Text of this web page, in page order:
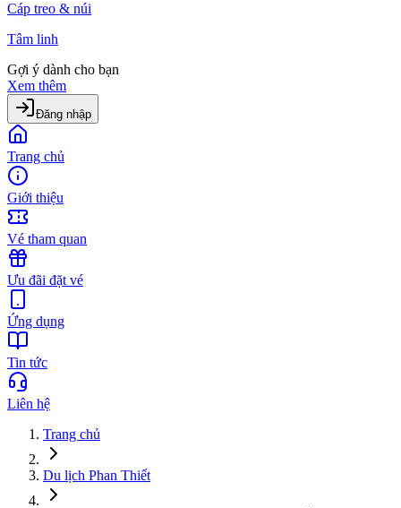
Cáp treo & núi
Tâm linh
Gợi ý dành cho bạn
Xem thêm
Đăng nhập
Trang chủ
Giới thiệu
Vé tham quan
Ưu đãi đặt vé
Ứng dụng
Tin tức
Liên hệ
Trang chủ
Du lịch Phan Thiết